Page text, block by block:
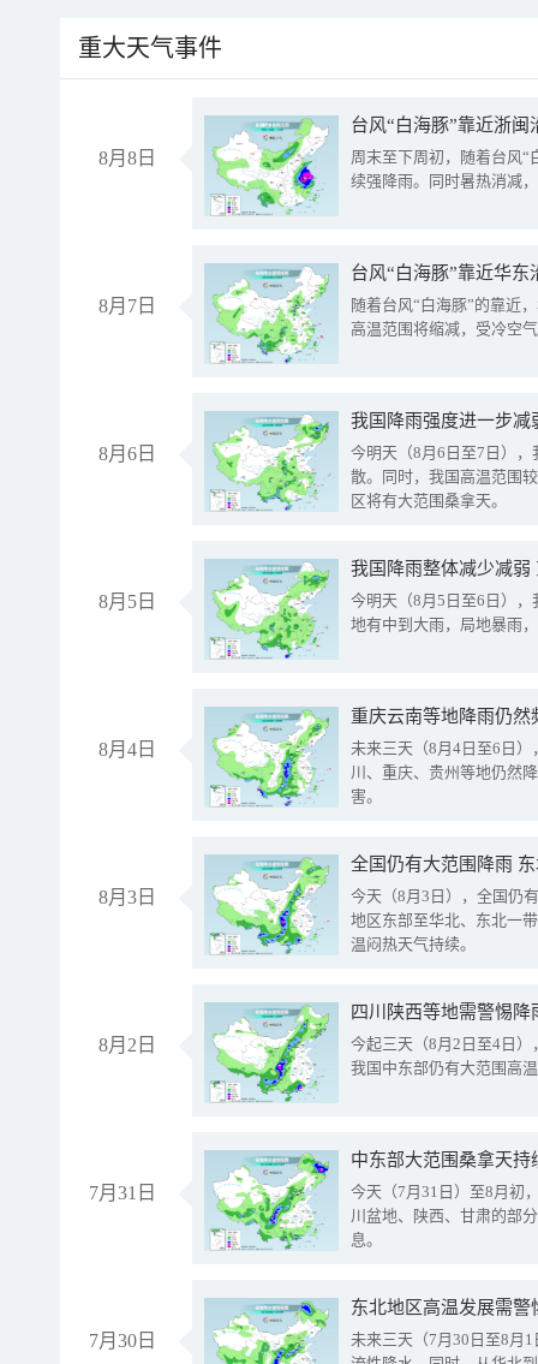
重大天气事件
8月8日
台风“白海豚”靠近浙
周末至下周初，随着台风“
续强降雨。同时暑热消减
8月7日
台风“白海豚”靠近华
随着台风“白海豚”的靠近
高温范围将缩减，受冷空
8月6日
今明天（8月6日至7日）
散。同时，我国高温范围
区将有大范围桑拿天。
8月5日
我国降雨整体减少减弱
今明天（8月5日至6日）
地有中到大雨，局地暴雨
8月4日
重庆云南等地降雨仍然
未来三天（8月4日至6日
川、重庆、贵州等地仍然
害。
8月3日
全国仍有大范围降雨
今天（8月3日），全国仍
地区东部至华北、东北一
温闷热天气持续。
8月2日
今起三天（8月2日至4日
我国中东部仍有大范围高
7月31日
中东部大范围桑拿天
今天（7月31日）至8月初
川盆地、陕西、甘肃的部
息。
7月30日
东北地区高温发展需
未来三天（7月30日至8月